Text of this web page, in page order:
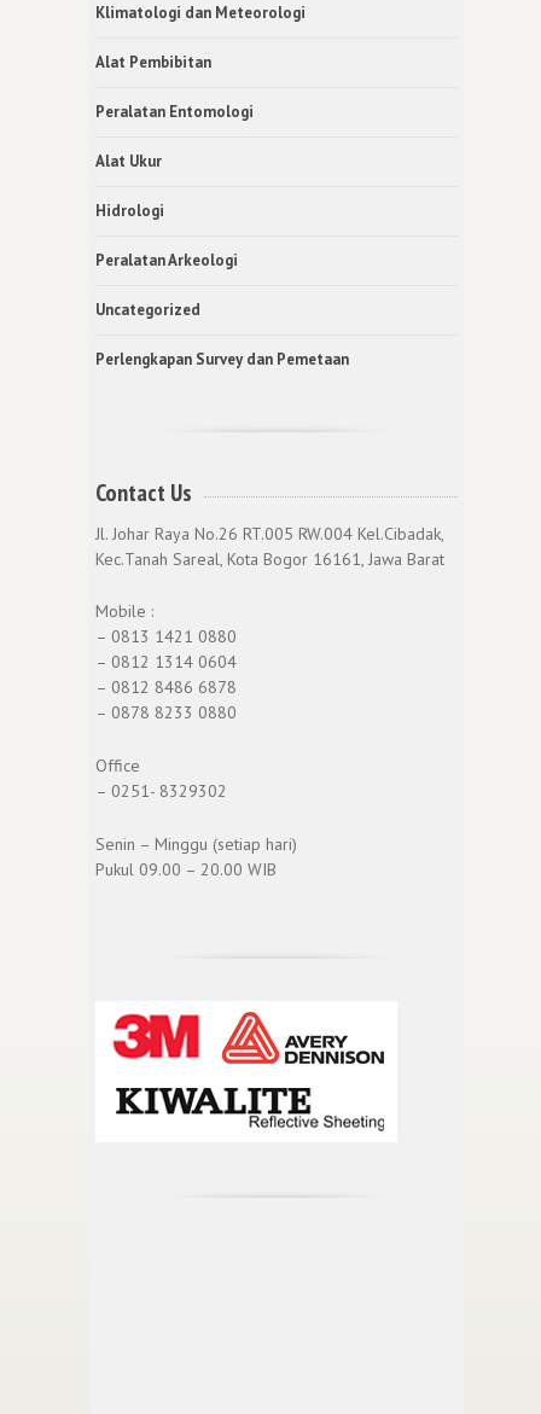
Klimatologi dan Meteorologi
Alat Pembibitan
Peralatan Entomologi
Alat Ukur
Hidrologi
Peralatan Arkeologi
Uncategorized
Perlengkapan Survey dan Pemetaan
Contact Us
Jl. Johar Raya No.26 RT.005 RW.004 Kel.Cibadak,
Kec.Tanah Sareal, Kota Bogor 16161, Jawa Barat
Mobile :
– 0813 1421 0880
– 0812 1314 0604
– 0812 8486 6878
– 0878 8233 0880
Office
– 0251- 8329302
Senin – Minggu (setiap hari)
Pukul 09.00 – 20.00 WIB